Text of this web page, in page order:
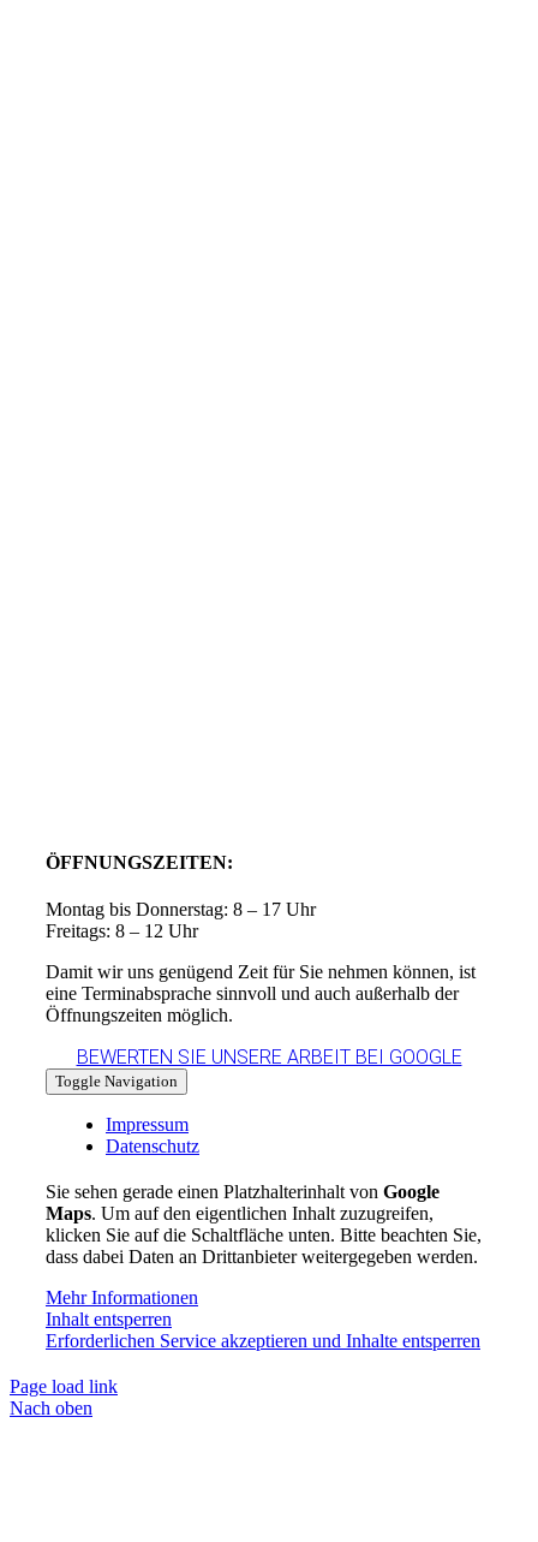
ÖFFNUNGSZEITEN:
Montag bis Donnerstag: 8 – 17 Uhr
Freitags: 8 – 12 Uhr
Damit wir uns genügend Zeit für Sie nehmen können, ist
eine Terminabsprache sinnvoll und auch außerhalb der
Öffnungszeiten möglich.
BEWERTEN SIE UNSERE ARBEIT BEI GOOGLE
Toggle Navigation
Impressum
Datenschutz
Sie sehen gerade einen Platzhalterinhalt von Google
Maps. Um auf den eigentlichen Inhalt zuzugreifen,
klicken Sie auf die Schaltfläche unten. Bitte beachten Sie,
dass dabei Daten an Drittanbieter weitergegeben werden.
Mehr Informationen
Inhalt entsperren
Erforderlichen Service akzeptieren und Inhalte entsperren
Page load link
Nach oben